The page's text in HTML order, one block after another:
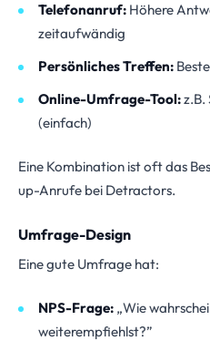
Telefonanruf: Höhere
zeitaufwändig
Persönliches Treffen:
Online-Umfrage-Tool:
(einfach)
Eine Kombination ist oft das
up-Anrufe bei Detractors.
Umfrage-Design
Eine gute Umfrage hat:
NPS-Frage: „Wie
weiterempfiehlst?”